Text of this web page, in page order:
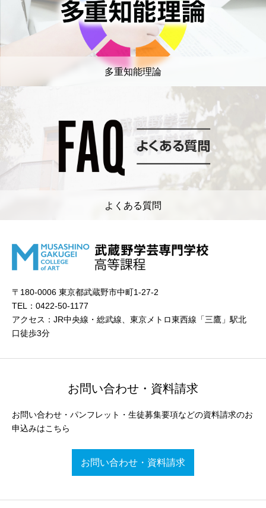
多重知能理論
よくある質問
〒180-0006 東京都武蔵野市中町1-27-2
TEL：0422-50-1177
アクセス：JR中央線・総武線、東京メトロ東西線「三鷹」駅北
口徒歩3分
お問い合わせ・資料請求
お問い合わせ・パンフレット・生徒募集要項などの資料請求のお
申込みはこちら
お問い合わせ・資料請求